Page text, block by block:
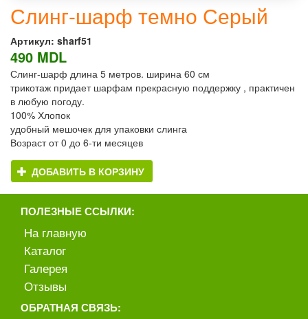
Слинг-шарф темно Серый
Артикул: sharf51
490 MDL
Слинг-шарф длина 5 метров. ширина 60 см
трикотаж придает шарфам прекрасную поддержку , практичен
в любую погоду.
100% Хлопок
удобный мешочек для упаковки слинга
Возраст от 0 до 6-ти месяцев
ДОБАВИТЬ В КОРЗИНУ
ПОЛЕЗНЫЕ ССЫЛКИ:
На главную
Каталог
Галерея
Отзывы
ОБРАТНАЯ СВЯЗЬ: